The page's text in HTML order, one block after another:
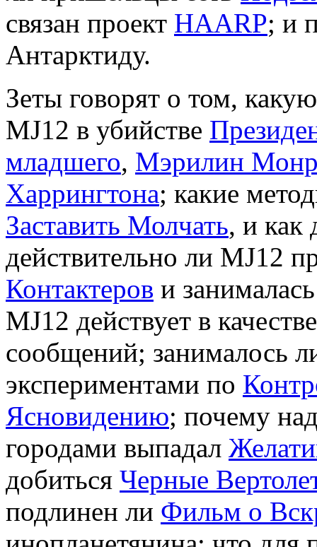
связан проект HAARP; и
Антарктиду.
Зеты говорят о том,
MJ12 в убийстве
младшего, Мэрилин
Харрингтона; какие
Заставить Молчать, и как
действительно ли MJ12
Контактеров и
MJ12 действует в
сообщений; занималось
экспериментами по
Ясновидению; почему
городами выпадал
добиться Черные
подлинен ли Фильм о